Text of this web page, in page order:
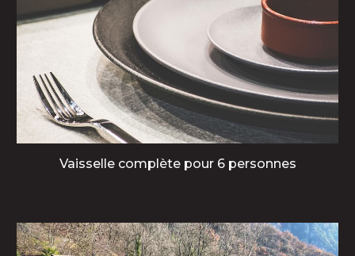
Vaisselle complète pour 6 personnes